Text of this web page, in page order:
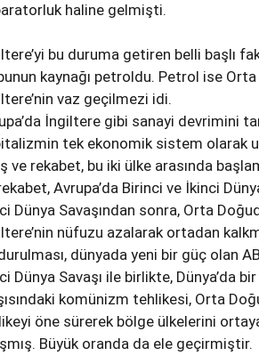
haline gelmişti.
bu duruma getiren belli başlı
kaynağı petroldu. Petrol ise
vaz geçilmezi idi.
İngiltere gibi sanayi devrimini
tek ekonomik sistem olarak
ve rekabet, bu iki ülke arasında
Avrupa’da Birinci ve İkinci
Dünya Savaşından sonra, Orta
nüfuzu azalarak ortadan
dünyada yeni bir güç olan
Dünya Savaşı ile birlikte, Dünya’da
komünizm tehlikesi, Orta
öne sürerek bölge ülkelerini
Büyük oranda da ele geçirmiştir.